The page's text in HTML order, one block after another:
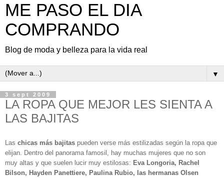
ME PASO EL DIA
COMPRANDO
Blog de moda y belleza para la vida real
▼
3 sept 2009
LA ROPA QUE MEJOR LES SIENTA A
LAS BAJITAS
Las chicas más bajitas pueden verse más estilizadas según la ropa que
elijan. Dentro del panorama famosil, hay muchas mujeres que no son
muy altas y que suelen lucir muy estilosas: Eva Longoria, Rachel
Bilson, Hayden Panettiere, Paulina Rubio, las hermanas Olsen